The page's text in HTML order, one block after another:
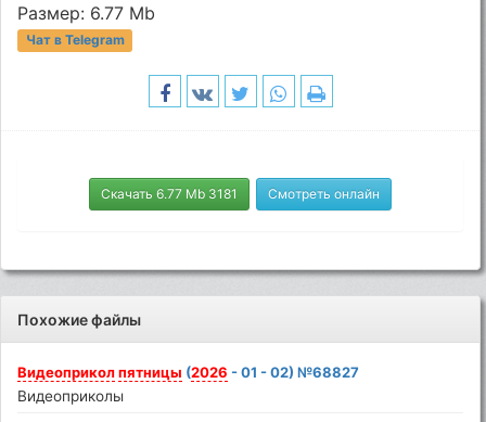
Размер: 6.77 Mb
Чат в Telegram
Скачать 6.77 Mb 3181 Смотреть онлайн
Похожие файлы
Видеоприкол пятницы (2026 - 01 - 02) №68827
Видеоприколы